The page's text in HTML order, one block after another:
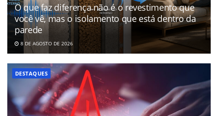
O que faz diferença não é o revestimento que
você vê, mas o isolamento que está dentro da
parede
8 DE AGOSTO DE 2026
DESTAQUES